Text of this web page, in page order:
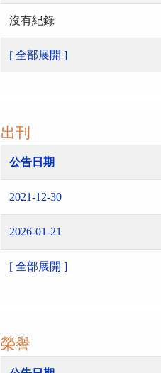
沒有紀錄
[ 全部展開 ]
出刊
公告日期
2021-12-30
2026-01-21
[ 全部展開 ]
榮譽